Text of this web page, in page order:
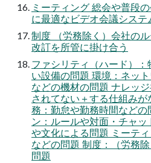
ミーティング 総会や普段
に最適なビデオ会議システ
制度 （労務除く）会社の
改訂を所管に掛け合う
ファシリティ（ハード）
い設備の問題 環境：ネッ
などの機材の問題 ナレッ
されてない＋する仕組み
務：勤怠や勤務時間などの
ン：ルールや対面・チャ
や文化による問題 ミーテ
などの問題 制度：（労務
問題